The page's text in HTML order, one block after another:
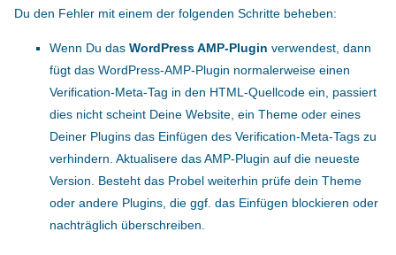
Du den Fehler mit einem der folgenden Schritte beheben:
Wenn Du das WordPress AMP-Plugin verwendest, dann
fügt das WordPress-AMP-Plugin normalerweise einen
Verification-Meta-Tag in den HTML-Quellcode ein, passiert
dies nicht scheint Deine Website, ein Theme oder eines
Deiner Plugins das Einfügen des Verification-Meta-Tags zu
verhindern. Aktualisere das AMP-Plugin auf die neueste
Version. Besteht das Probel weiterhin prüfe dein Theme
oder andere Plugins, die ggf. das Einfügen blockieren oder
nachträglich überschreiben.